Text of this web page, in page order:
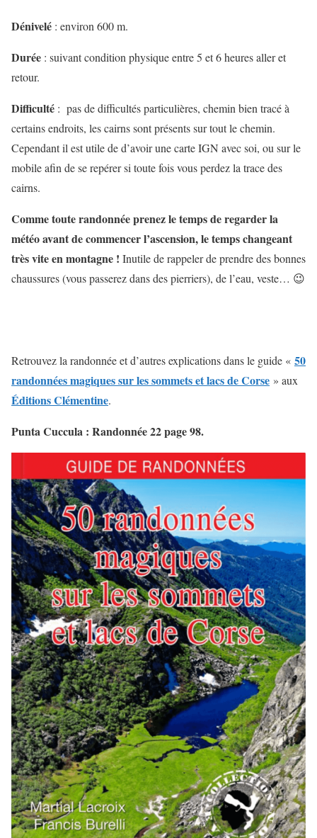
Dénivelé : environ 600 m.
Durée : suivant condition physique entre 5 et 6 heures aller et
retour.
Difficulté : pas de difficultés particulières, chemin bien tracé à
certains endroits, les cairns sont présents sur tout le chemin.
Cependant il est utile de d’avoir une carte IGN avec soi, ou sur le
mobile afin de se repérer si toute fois vous perdez la trace des
cairns.
Comme toute randonnée prenez le temps de regarder la
météo avant de commencer l’ascension, le temps changeant
très vite en montagne ! Inutile de rappeler de prendre des bonnes
chaussures (vous passerez dans des pierriers), de l’eau, veste… 😉
Retrouvez la randonnée et d’autres explications dans le guide « 50
randonnées magiques sur les sommets et lacs de Corse » aux
Éditions Clémentine.
Punta Cuccula : Randonnée 22 page 98.